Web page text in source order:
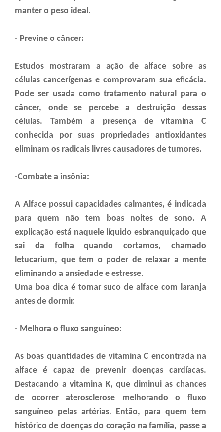
manter o peso ideal.
- Previne o câncer:
Estudos mostraram a ação de alface sobre as
células cancerígenas e comprovaram sua eficácia.
Pode ser usada como tratamento natural para o
câncer, onde se percebe a destruição dessas
células. Também a presença de vitamina C
conhecida por suas propriedades antioxidantes
eliminam os radicais livres causadores de tumores.
-Combate a insônia:
A Alface possui capacidades calmantes, é indicada
para quem não tem boas noites de sono. A
explicação está naquele líquido esbranquiçado que
sai da folha quando cortamos, chamado
letucarium, que tem o poder de relaxar a mente
eliminando a ansiedade e estresse.
Uma boa dica é tomar suco de alface com laranja
antes de dormir.
- Melhora o fluxo sanguíneo:
As boas quantidades de vitamina C encontrada na
alface é capaz de prevenir doenças cardíacas.
Destacando a vitamina K, que diminui as chances
de ocorrer aterosclerose melhorando o fluxo
sanguíneo pelas artérias. Então, para quem tem
histórico de doenças do coração na família, passe a